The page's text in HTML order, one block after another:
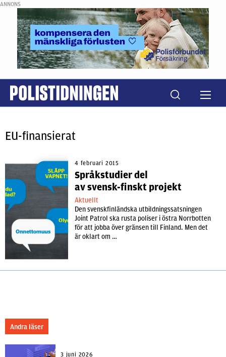
ANNONS
EU-finansierat
4 februari 2015
Språkstudier del
av svensk-finskt projekt
Aktuellt
Den svenskfinländska utbildningssatsningen
Joint Patrol ska rusta poliser i östra Norrbotten
för att jobba över gränsen till Finland. Men det
är oklart om …
Andra läser
3 juni 2026